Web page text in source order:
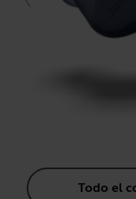
Todo el